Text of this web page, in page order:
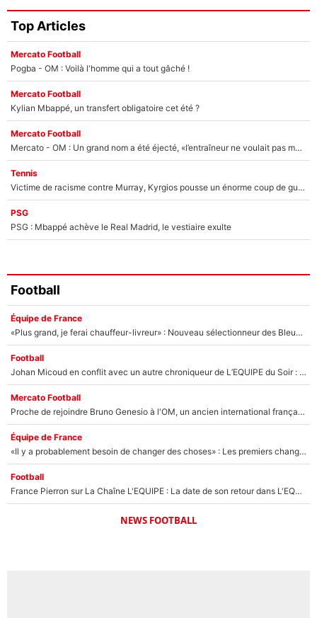
Top Articles
Mercato Football
Pogba - OM : Voilà l'homme qui a tout gâché !
Mercato Football
Kylian Mbappé, un transfert obligatoire cet été ?
Mercato Football
Mercato - OM : Un grand nom a été éjecté, «l’entraîneur ne voulait pas me conserver»
Tennis
Victime de racisme contre Murray, Kyrgios pousse un énorme coup de gueule !
PSG
PSG : Mbappé achève le Real Madrid, le vestiaire exulte
Football
Équipe de France
«Plus grand, je ferai chauffeur-livreur» : Nouveau sélectionneur des Bleus, Zinédine Zidane s’était imaginé un avenir très différent lorsqu'il était enfant
Football
Johan Micoud en conflit avec un autre chroniqueur de L’EQUIPE du Soir : «Pendant un moment, je ne les ai pas remis ensemble dans l'émission»
Mercato Football
Proche de rejoindre Bruno Genesio à l'OM, un ancien international français va finalement débarquer... sur RMC !
Équipe de France
«Il y a probablement besoin de changer des choses» : Les premiers changements de Zinedine Zidane en équipe de France sont révélés ?
Football
France Pierron sur La Chaîne L'EQUIPE : La date de son retour dans L'EQUIPE de Choc est connue... et c'était très attendu
NEWS FOOTBALL